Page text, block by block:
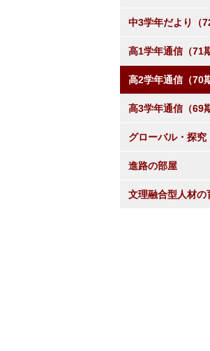
中3学年だより（
高1学年通信（71
高2学年通信（70
高3学年通信（69
グローバル・探究
進路の部屋
文理融合型人材の